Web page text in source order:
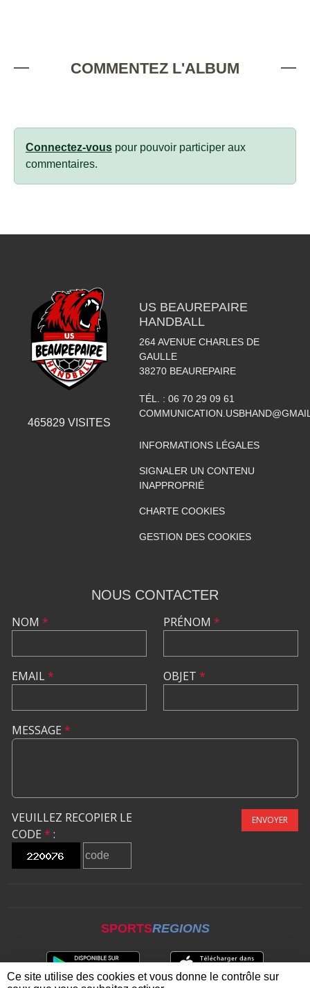
COMMENTEZ L'ALBUM
Connectez-vous pour pouvoir participer aux
commentaires.
465829 VISITES
US BEAUREPAIRE
HANDBALL
264 AVENUE CHARLES DE
GAULLE
38270 BEAUREPAIRE
TÉL. : 06 70 29 09 61
INFORMATIONS LÉGALES
SIGNALER UN CONTENU
INAPPROPRIÉ
CHARTE COOKIES
GESTION DES COOKIES
NOUS CONTACTER
NOM *
EMAIL*
PRÉNOM *
OBJET *
MESSAGE *
VEUILLEZ RECOPIER LE
CODE * :
ENVOYER
SPORTSREGIONS
Ce site utilise des cookies et vous donne le contrôle sur